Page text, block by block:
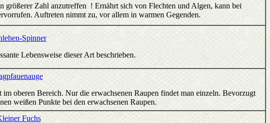
größerer Zahl anzutreffen ! Ernährt sich von Flechten und Algen, kann bei
Auftreten nimmt zu, vor allem in warmen Gegenden.
Spinner
Lebensweise dieser Art beschrieben.
im oberen Bereich. Nur die erwachsenen Raupen findet man einzeln. Bevorzugt
weißen Punkte bei den erwachsenen Raupen.
Fuchs